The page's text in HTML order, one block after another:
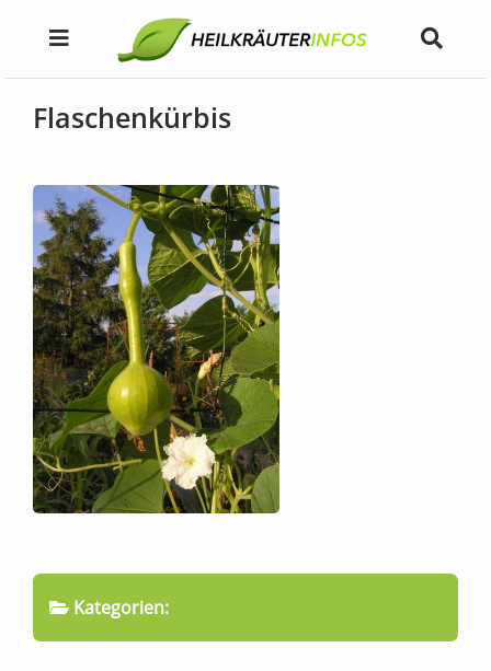
Flaschenkürbis
Kategorien: